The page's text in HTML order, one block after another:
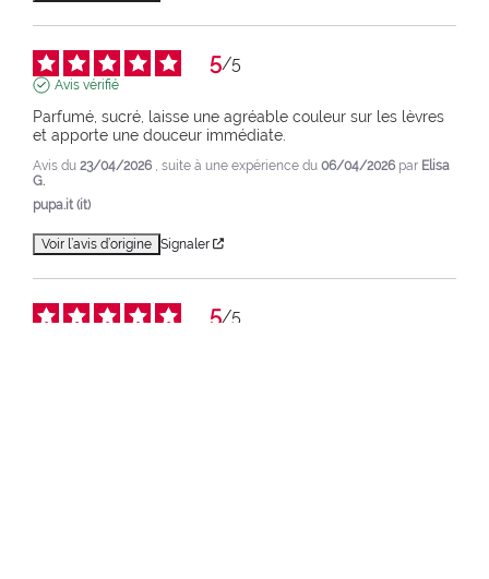
5/5
Avis vérifié
Parfumé, sucré, laisse une agréable couleur sur les lèvres
et apporte une douceur immédiate.
Avis du 23/04/2026 , suite à une expérience du 06/04/2026 par Elisa
G.
pupa.it (it)
Voir l’avis d’origine Signaler
5/5